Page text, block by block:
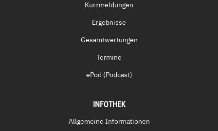
Kurzmeldungen
Ergebnisse
Gesamtwertungen
Termine
ePod (Podcast)
INFOTHEK
Allgemeine Informationen